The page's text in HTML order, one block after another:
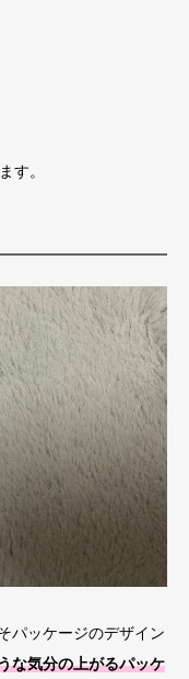
す。
パッケージのデザイン
な気分の上がるパッケ